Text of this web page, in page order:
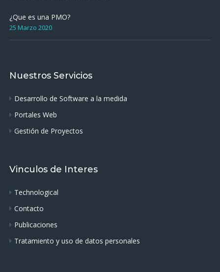
¿Que es una PMO?
25 Marzo 2020
Nuestros Servicios
Desarrollo de Software a la medida
Portales Web
Gestión de Proyectos
Vinculos de Interes
Technological
Contacto
Publicaciones
Tratamiento y uso de datos personales